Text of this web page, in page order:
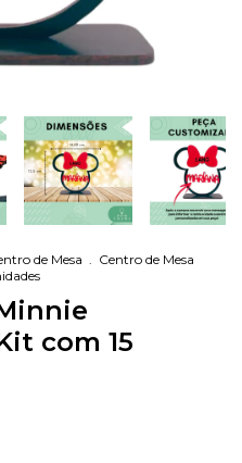
de Mesa . Centro de Mesa
com 15